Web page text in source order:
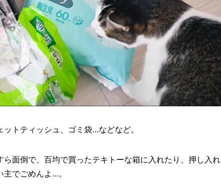
トティッシュ、ゴミ袋…などなど。
面倒で、百均で買ったテキトーな箱に入れたり、押し入れ
でごめんよ…。